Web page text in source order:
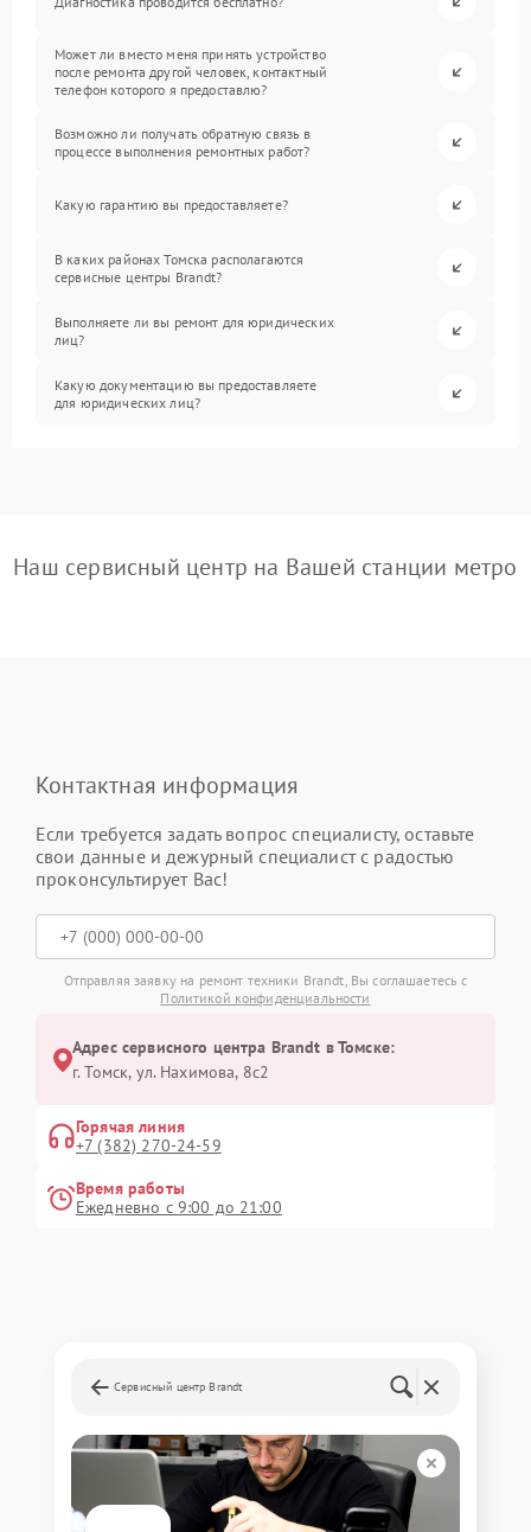
Может ли вместо меня принять устройство
после ремонта другой человек, контактный
телефон которого я предоставлю?
Возможно ли получать обратную связь в
процессе выполнения ремонтных работ?
Какую гарантию вы предоставляете?
В каких районах Томска располагаются
сервисные центры Brandt?
Выполняете ли вы ремонт для юридических
лиц?
Какую документацию вы предоставляете
для юридических лиц?
Наш сервисный центр на Вашей станции метро
Контактная информация
Если требуется задать вопрос специалисту, оставьте
свои данные и дежурный специалист с радостью
проконсультирует Вас!
Отправляя заявку на ремонт техники Brandt, Вы соглашаетесь с
Политикой конфиденциальности
Адрес сервисного центра Brandt в Томске:
г. Томск, ул. Нахимова, 8с2
Горячая линия
+7 (382) 270-24-59
Время работы
Ежедневно с 9:00 до 21:00
Сервисный центр Brandt